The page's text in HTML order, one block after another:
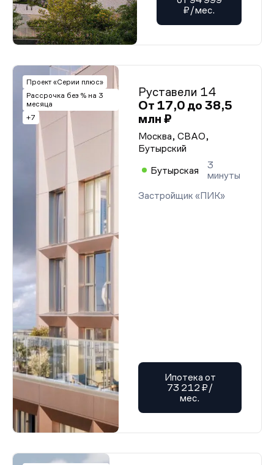
₽/мес.
Проект «Серии плюс»
Рассрочка без % на 3
месяца
+7
Руставели 14
От 17,0 до 38,5
млн ₽
Москва, СВАО,
Бутырский
Бутырская
3
минуты
Застройщик «ПИК»
Ипотека от
73 212 ₽/
мес.